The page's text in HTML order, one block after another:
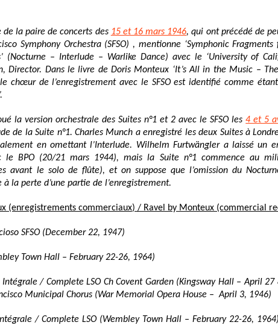
de la paire deconcerts des 15 et 16 mars 1946, qui ont précédé de
Symphony Orchestra (SFSO) , mentionne ‘Symphonic
(Nocturne – Interlude – Warlike Dance) avec le ‘University of
Director. Dans le livre de Doris Monteux ‘It’s All in the Music –
le chœurde l’enregistrement avec le SFSO est identifié comme étant
la version orchestrale des Suites n°1 et 2 avec le SFSO les4 et 5
de la Suite n°1. Charles Munch a enregistré les deux Suites à
en omettant l’Interlude. Wilhelm Furtwängler a laissé un
le BPO (20/21 mars 1944), mais la Suite n°1 commence au
avant le solo de flûte), et on suppose quel’omission du
à la perte d’une partie de l’enregistrement.
(enregistrements commerciaux) / Ravel by Monteux (commercial
SFSO (December 22, 1947)
Town Hall – February 22-26, 1964)
/ Complete LSO Ch Covent Garden (Kingsway Hall – April
Municipal Chorus (War Memorial Opera House –April 3, 1946)
/ Complete LSO (Wembley Town Hall – February 22-26,